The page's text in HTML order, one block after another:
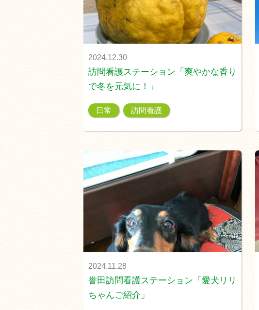
2024.12.30
訪問看護ステーション「爽やかな香り
で冬を元気に！」
日常 訪問看護
2024.11.28
誉田訪問看護ステーション「愛犬リリ
ちゃんご紹介」